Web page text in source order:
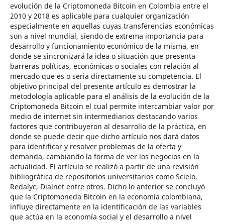
evolución de la Criptomoneda Bitcoin en Colombia entre el
2010 y 2018 es aplicable para cualquier organización
especialmente en aquellas cuyas transferencias económicas
son a nivel mundial, siendo de extrema importancia para
desarrollo y funcionamiento económico de la misma, en
donde se sincronizará la idea o situación que presenta
barreras políticas, económicas o sociales con relación al
mercado que es o seria directamente su competencia. El
objetivo principal del presente artículo es demostrar la
metodología aplicable para el análisis de la evolución de la
Criptomoneda Bitcoin el cual permite intercambiar valor por
medio de internet sin intermediarios destacando varios
factores que contribuyeron al desarrollo de la práctica, en
donde se puede decir que dicho artículo nos dará datos
para identificar y resolver problemas de la oferta y
demanda, cambiando la forma de ver los negocios en la
actualidad. El artículo se realizó a partir de una revisión
bibliográfica de repositorios universitarios como Scielo,
Redalyc, Dialnet entre otros. Dicho lo anterior se concluyó
que la Criptomoneda Bitcoin en la economía colombiana,
influye directamente en la identificación de las variables
que actúa en la economía social y el desarrollo a nivel